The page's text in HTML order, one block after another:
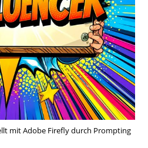
mit Adobe Firefly durch Prompting